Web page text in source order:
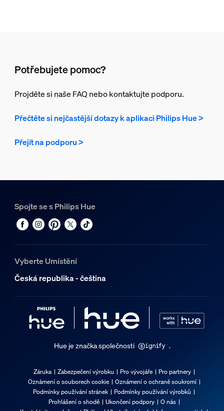
Potřebujete pomoc?
Projděte si naše FAQ nebo kontaktujte podporu.
Přečtěte si nejčastější dotazy k aplikaci Philips Hue >
Přejít na podporu >
Spojte se s Philips Hue
Vyberte Umístění
Česká republika - čeština
Hue je značka společnosti .
Záruka Zabezpečení výrobku Pro vývojáře
Pro partnery
Oznámení o souborech cookie
Oznámení o ochraně soukromí
Podmínky používání stránek
Podmínky používání výrobků
Prohlášení o shodě
Ukončení podpory
O nás